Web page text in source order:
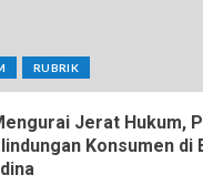
RUBRIK
Jerat Hukum,
Konsumen di